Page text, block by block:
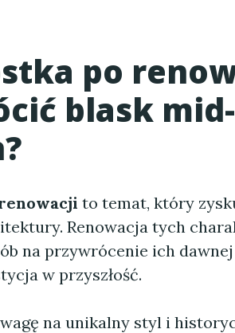
po
blask
to temat, który
Renowacja tych
na przywrócenie ich
w przyszłość.
na unikalny styl i